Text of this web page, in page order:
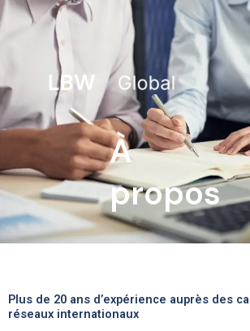
Aller
au
À
propos
Plus de 20 ans d’expérience auprès des
réseaux internationaux